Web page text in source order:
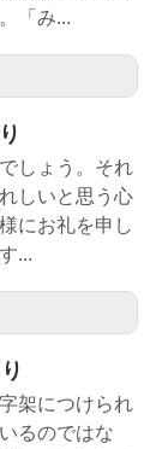
「み...
しょう。それ
しいと思う心
にお礼を申し
...
架につけられ
るのではな